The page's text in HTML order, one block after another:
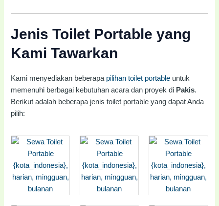
Jenis Toilet Portable yang
Kami Tawarkan
Kami menyediakan beberapa pilihan toilet portable untuk
memenuhi berbagai kebutuhan acara dan proyek di Pakis.
Berikut adalah beberapa jenis toilet portable yang dapat Anda
pilih: